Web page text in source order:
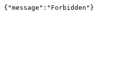
{"message":"Forbidden"}